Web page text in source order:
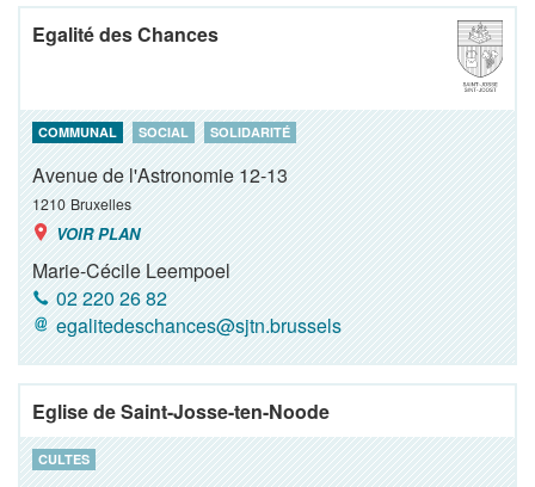
Egalité des Chances
COMMUNAL SOCIAL SOLIDARITÉ
Avenue de l'Astronomie 12-13
1210 Bruxelles
VOIR PLAN
Marie-Cécile Leempoel
02 220 26 82
egalitedeschances@sjtn.brussels
Eglise de Saint-Josse-ten-Noode
CULTES